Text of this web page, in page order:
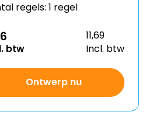
regels: 1 regel
btw
11,69
Incl. btw
Ontwerp nu